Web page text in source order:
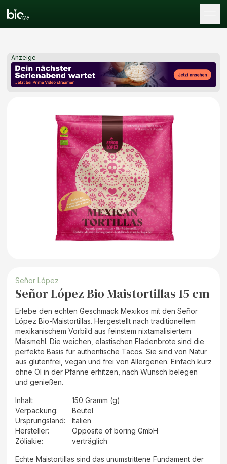
Anzeige
Señor López
Señor López Bio Maistortillas 15 cm
Erlebe den echten Geschmack Mexikos mit den Señor
López Bio-Maistortillas. Hergestellt nach traditionellem
mexikanischem Vorbild aus feinstem nixtamalisiertem
Maismehl. Die weichen, elastischen Fladenbrote sind die
perfekte Basis für authentische Tacos. Sie sind von Natur
aus glutenfrei, vegan und frei von Allergenen. Einfach kurz
ohne Öl in der Pfanne erhitzen, nach Wunsch belegen
und genießen.
Inhalt:
150 Gramm (g)
Verpackung:
Beutel
Ursprungsland:
Italien
Hersteller:
Opposite of boring GmbH
Zöliakie:
verträglich
Echte Maistortillas sind das unumstrittene Fundament der